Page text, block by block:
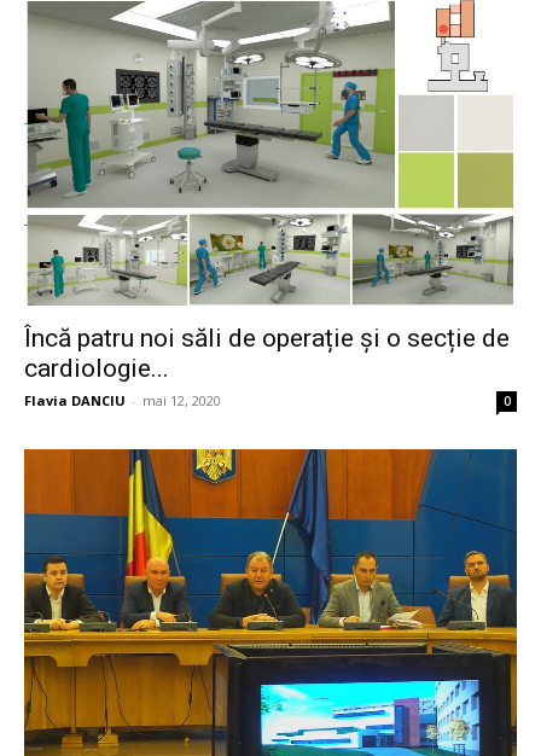
Încă patru noi săli de operație și o secție de
cardiologie...
Flavia DANCIU - mai 12, 2020 0